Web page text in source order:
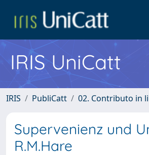
IRIS UniCatt
IRIS PubliCatt 02. Contributo in
Supervenienz und
R.M.Hare